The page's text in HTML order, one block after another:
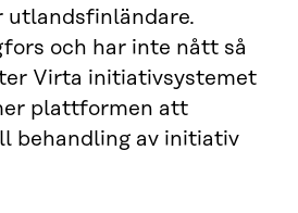
utlandsfinländare.
och har inte nått så
Virta initiativsystemet
plattformen att
behandling av initiativ